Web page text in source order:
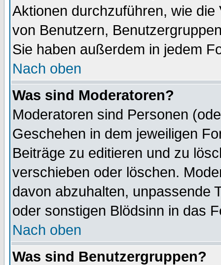
Aktionen durchzuführen, wie
von Benutzern,
Sie haben außerdem in jedem
Nach oben
Was sind Moderatoren?
Moderatoren sind Personen
Geschehen in dem jeweiligen
Beiträge zu editieren und zu
verschieben oder löschen.
davon abzuhalten, unpassende
oder sonstigen Blödsinn in das
Nach oben
Was sind Benutzergruppen?